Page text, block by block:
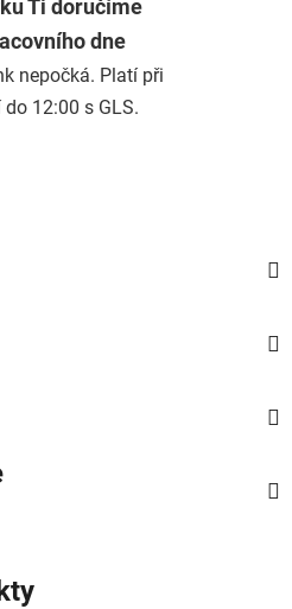
Ti doručíme
dne
nepočká. Platí při
12:00 s GLS.